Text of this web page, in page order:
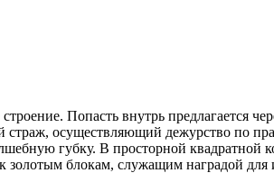
Попасть внутрь предлагается
осуществляющий дежурство по
губку. В просторной
золотым блокам, служащим наградой для